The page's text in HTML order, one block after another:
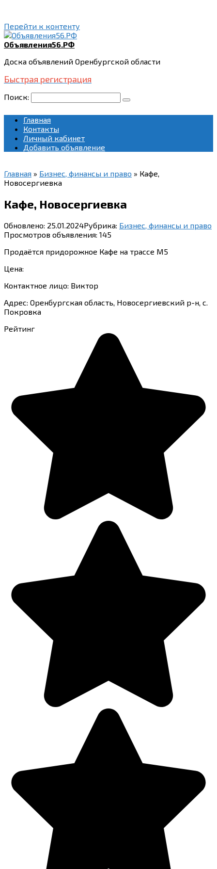
Перейти к контенту
Объявления56.РФ
Доска объявлений Оренбургской области
Быстрая регистрация
Поиск:
Главная
Контакты
Личный кабинет
Добавить объявление
Главная » Бизнес, финансы и право » Кафе,
Новосергиевка
Кафе, Новосергиевка
Обновлено: 25.01.2024Рубрика: Бизнес, финансы и право
Просмотров объявления: 145
Продаётся придорожное Кафе на трассе М5
Цена:
Контактное лицо: Виктор
Адрес: Оренбургская область, Новосергиевский р-н, с.
Покровка
Рейтинг